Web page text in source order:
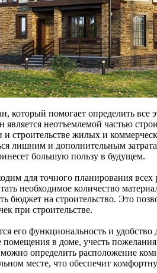
который помогает определить все
неотъемлемой частью
строительстве жилых и
лишним и дополнительным
большую пользу в будущем.
для точного планирования всех
необходимое количество
бюджет на строительство. Это
при строительстве.
его функциональность и
в доме, учесть
определить расположение
месте, что обеспечит